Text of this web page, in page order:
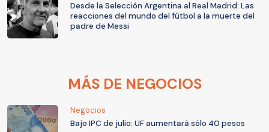
Desde la Selección Argentina al Real Madrid: Las
reacciones del mundo del fútbol a la muerte del
padre de Messi
MÁS DE NEGOCIOS
Negocios
Bajo IPC de julio: UF aumentará sólo 40 pesos